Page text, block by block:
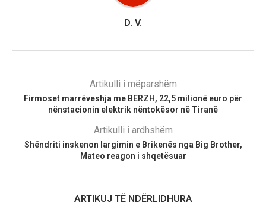
D. V.
Artikulli i mëparshëm
Firmoset marrëveshja me BERZH, 22,5 milionë euro për
nënstacionin elektrik nëntokësor në Tiranë
Artikulli i ardhshëm
Shëndriti inskenon largimin e Brikenës nga Big Brother,
Mateo reagon i shqetësuar
ARTIKUJ TË NDËRLIDHURA